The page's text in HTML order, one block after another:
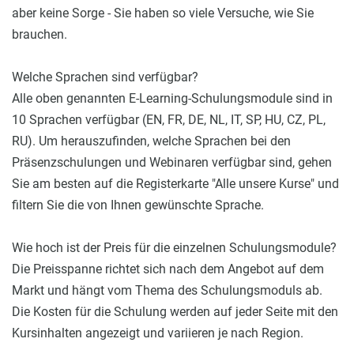
aber keine Sorge - Sie haben so viele Versuche, wie Sie
brauchen.
Welche Sprachen sind verfügbar?
Alle oben genannten E-Learning-Schulungsmodule sind in
10 Sprachen verfügbar (EN, FR, DE, NL, IT, SP, HU, CZ, PL,
RU). Um herauszufinden, welche Sprachen bei den
Präsenzschulungen und Webinaren verfügbar sind, gehen
Sie am besten auf die Registerkarte "Alle unsere Kurse" und
filtern Sie die von Ihnen gewünschte Sprache.
Wie hoch ist der Preis für die einzelnen Schulungsmodule?
Die Preisspanne richtet sich nach dem Angebot auf dem
Markt und hängt vom Thema des Schulungsmoduls ab.
Die Kosten für die Schulung werden auf jeder Seite mit den
Kursinhalten angezeigt und variieren je nach Region.